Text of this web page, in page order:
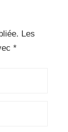
Les
*